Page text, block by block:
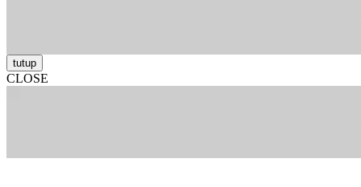
tutup
CLOSE